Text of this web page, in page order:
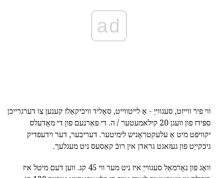
ad
ווי פיר ווייזט, סעגווייַ - אַ לייטווייט, סאָליד וויכיקאַלז קענען צו דערגרייכן
ספּידז פון וועגן 20 קילאמעטער / ה. די פאַרנעם פון די מאָדעלס
יקוויפּט מיט אַ עלעקטראָניש לימיטער. דעריבער, דער וידעפדיק
גיכקייַט פון געזאגט גראדן אין רובֿ קאַסעס ניט מעגלעך.
וואָג פון נאָרמאַל סעגווייַ איז ניט מער ווי 45 קג. ווען דעם מיטל איז